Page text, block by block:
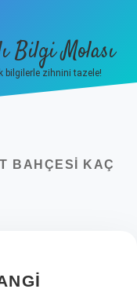
Bilgi Molası
bilgilerle zihnini tazele!
BAHÇESI KAÇ